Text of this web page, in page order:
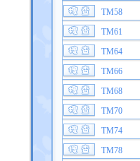
TM58
TM61
TM64
TM66
TM68
TM70
TM74
TM78